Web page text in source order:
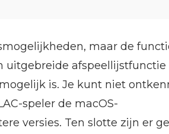
maar de
uitgebreide afspeellijstfunctie
is. Je kunt niet
speler de macOS-
versies. Ten slotte zijn er